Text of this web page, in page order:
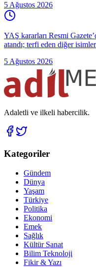
5 Ağustos 2026
YAŞ kararları Resmi
atandı; terfi eden diğer
5 Ağustos 2026
Adaletli ve ilkeli habercilik.
Kategoriler
Gündem
Dünya
Yaşam
Türkiye
Politika
Ekonomi
Emek
Sağlık
Kültür Sanat
Bilim Teknoloji
Fikir & Yazı